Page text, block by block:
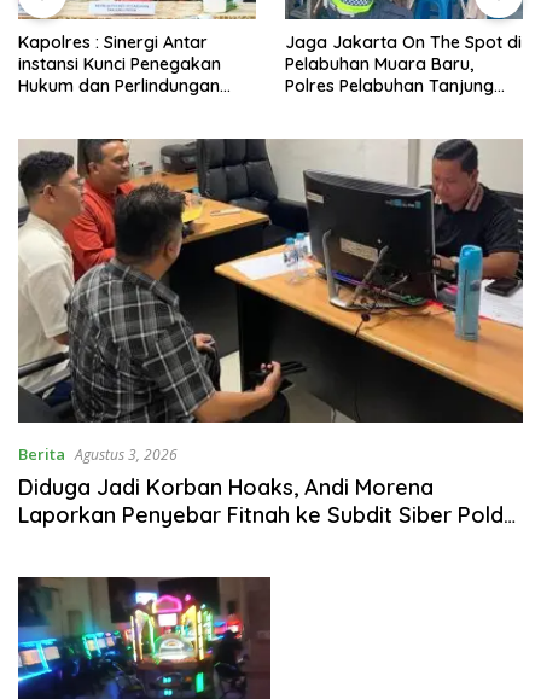
Kapolres : Sinergi Antar
instansi Kunci Penegakan
Hukum dan Perlindungan
Penyelundupan Harley-
Davidson Bekas.
Jaga Jakarta On The Spot di
Pelabuhan Muara Baru,
Polres Pelabuhan Tanjung
Berita Agustus 3, 2026
Diduga Jadi Korban Hoaks, Andi Morena
Laporkan Penyebar Fitnah ke Subdit Siber Polda